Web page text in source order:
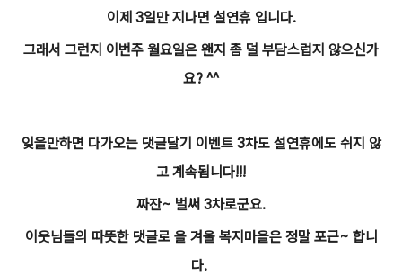
이제 3일만 지나면 설연휴 입니다.
그래서 그런지 이번주 월요일은 왠지 좀 덜 부담스럽지 않으신가
요? ^^
잊을만하면 다가오는 댓글달기 이벤트 3차도 설연휴에도 쉬지 않
고 계속됩니다!!!
짜잔~ 벌써 3차로군요.
이웃님들의 따뜻한 댓글로 올 겨울 복지마을은 정말 포근~ 합니
다.